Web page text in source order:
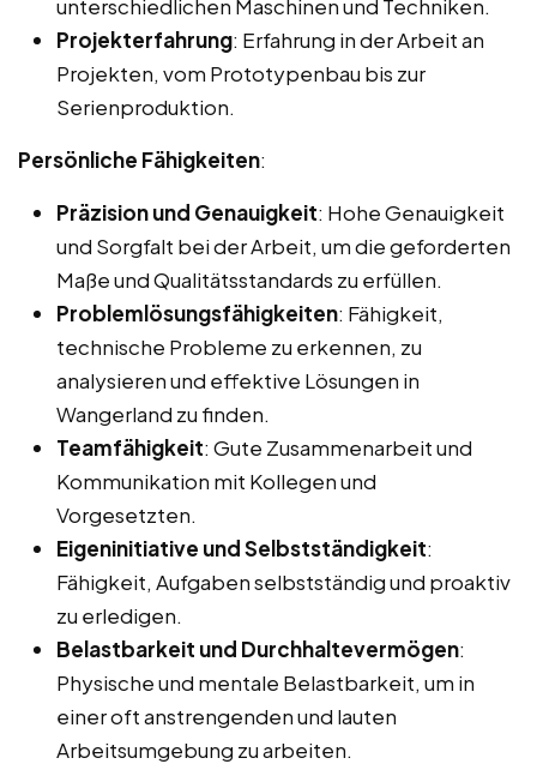
unterschiedlichen Maschinen und Techniken.
Projekterfahrung: Erfahrung in der Arbeit an
Projekten, vom Prototypenbau bis zur
Serienproduktion.
Persönliche Fähigkeiten:
Präzision und Genauigkeit: Hohe Genauigkeit
und Sorgfalt bei der Arbeit, um die geforderten
Maße und Qualitätsstandards zu erfüllen.
Problemlösungsfähigkeiten: Fähigkeit,
technische Probleme zu erkennen, zu
analysieren und effektive Lösungen in
Wangerland zu finden.
Teamfähigkeit: Gute Zusammenarbeit und
Kommunikation mit Kollegen und
Vorgesetzten.
Eigeninitiative und Selbstständigkeit:
Fähigkeit, Aufgaben selbstständig und proaktiv
zu erledigen.
Belastbarkeit und Durchhaltevermögen:
Physische und mentale Belastbarkeit, um in
einer oft anstrengenden und lauten
Arbeitsumgebung zu arbeiten.